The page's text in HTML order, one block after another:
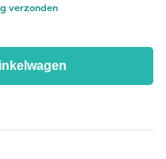
verzonden